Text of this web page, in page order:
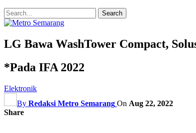
LG Bawa WashTower Compact,
*Pada IFA 2022
Elektronik
By Redaksi Metro Semarang On Aug 22, 2022
Share